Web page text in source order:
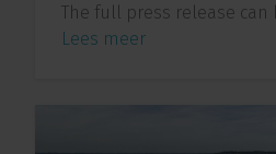
The full press release can
Lees meer